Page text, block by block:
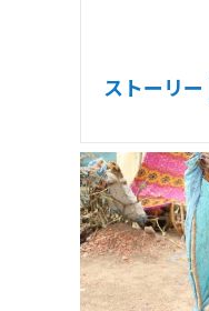
ストーリー